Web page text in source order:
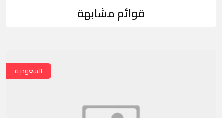
قوائم مشابهة
السعودية